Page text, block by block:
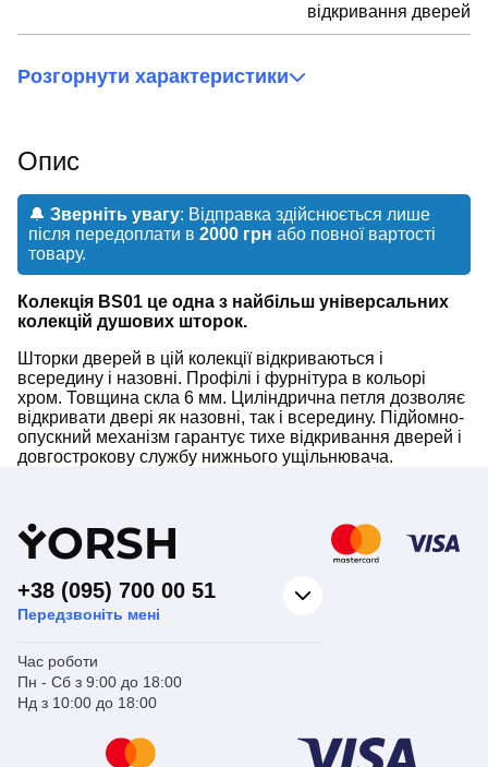
відкривання дверей
Розгорнути характеристики
Опис
🔔 Зверніть увагу: Відправка здійснюється лише
після передоплати в 2000 грн або повної вартості
товару.
Колекція BS01 це одна з найбільш універсальних
колекцій душових шторок.
Шторки дверей в цій колекції відкриваються і
всередину і назовні. Профілі і фурнітура в кольорі
хром. Товщина скла 6 мм. Циліндрична петля дозволяє
відкривати двері як назовні, так і всередину. Підйомно-
опускний механізм гарантує тихе відкривання дверей і
довгострокову службу нижнього ущільнювача.
YORSH
+38 (095) 700 00 51
Передзвоніть мені
Час роботи
Пн - Сб з 9:00 до 18:00
Нд з 10:00 до 18:00